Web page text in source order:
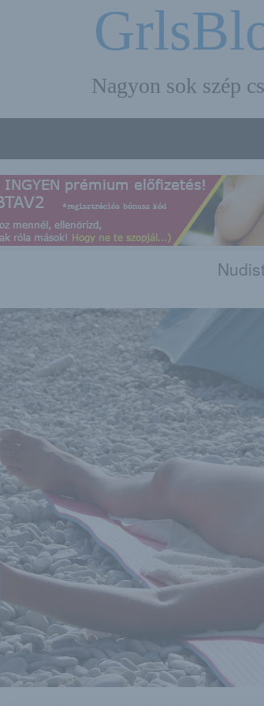
Nagyon sok szép